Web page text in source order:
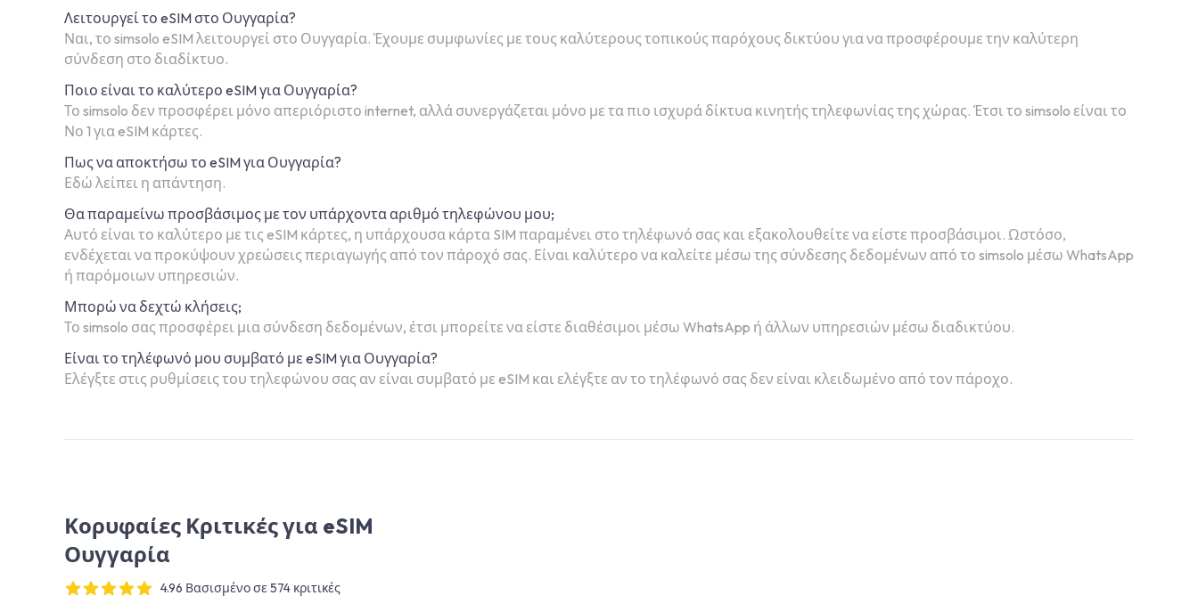
Λειτουργεί το eSIM στο Ουγγαρία?
Ναι, το simsolo eSIM λειτουργεί στο Ουγγαρία. Έχουμε συμφωνίες με τους καλύτερους τοπικούς παρόχους δικτύου για να προσφέρουμε την καλύτερη
σύνδεση στο διαδίκτυο.
Ποιο είναι το καλύτερο eSIM για Ουγγαρία?
Το simsolo δεν προσφέρει μόνο απεριόριστο internet, αλλά συνεργάζεται μόνο με τα πιο ισχυρά δίκτυα κινητής τηλεφωνίας της χώρας. Έτσι το simsolo είναι το
Νο 1 για eSIM κάρτες.
Πως να αποκτήσω το eSIM για Ουγγαρία?
Εδώ λείπει η απάντηση.
Θα παραμείνω προσβάσιμος με τον υπάρχοντα αριθμό τηλεφώνου μου;
Αυτό είναι το καλύτερο με τις eSIM κάρτες, η υπάρχουσα κάρτα SIM παραμένει στο τηλέφωνό σας και εξακολουθείτε να είστε προσβάσιμοι. Ωστόσο,
ενδέχεται να προκύψουν χρεώσεις περιαγωγής από τον πάροχό σας. Είναι καλύτερο να καλείτε μέσω της σύνδεσης δεδομένων από το simsolo μέσω WhatsApp
ή παρόμοιων υπηρεσιών.
Μπορώ να δεχτώ κλήσεις;
Το simsolo σας προσφέρει μια σύνδεση δεδομένων, έτσι μπορείτε να είστε διαθέσιμοι μέσω WhatsApp ή άλλων υπηρεσιών μέσω διαδικτύου.
Είναι το τηλέφωνό μου συμβατό με eSIM για Ουγγαρία?
Ελέγξτε στις ρυθμίσεις του τηλεφώνου σας αν είναι συμβατό με eSIM και ελέγξτε αν το τηλέφωνό σας δεν είναι κλειδωμένο από τον πάροχο.
Κορυφαίες Κριτικές για eSIM
Ουγγαρία
4.96 Βασισμένο σε 574 κριτικές